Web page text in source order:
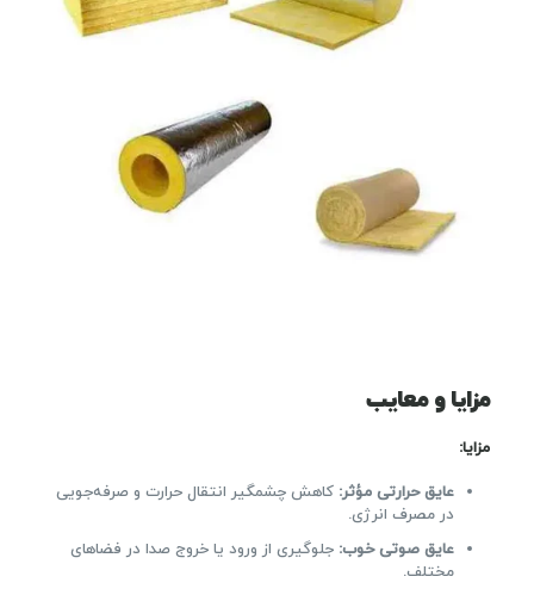
مزایا و معایب
مزایا:
عایق حرارتی مؤثر: کاهش چشمگیر انتقال حرارت و صرفه‌جویی
در مصرف انرژی.
عایق صوتی خوب: جلوگیری از ورود یا خروج صدا در فضاهای
مختلف.